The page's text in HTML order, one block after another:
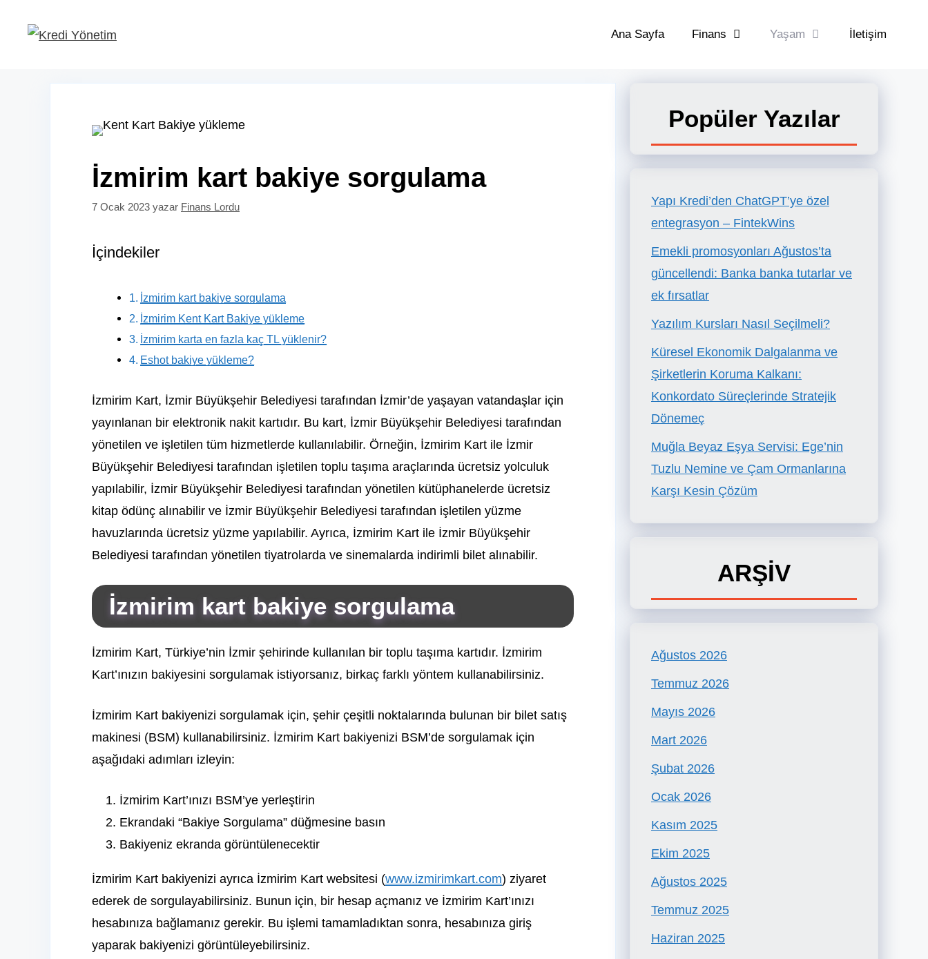
Ana Sayfa Finans Yaşam İletişim
İzmirim kart bakiye sorgulama
7 Ocak 2023 yazar Finans Lordu
İçindekiler
İzmirim kart bakiye sorgulama
İzmirim Kent Kart Bakiye yükleme
İzmirim karta en fazla kaç TL yüklenir?
Eshot bakiye yükleme?
İzmirim Kart, İzmir Büyükşehir Belediyesi tarafından İzmir’de yaşayan vatandaşlar için
yayınlanan bir elektronik nakit kartıdır. Bu kart, İzmir Büyükşehir Belediyesi tarafından
yönetilen ve işletilen tüm hizmetlerde kullanılabilir. Örneğin, İzmirim Kart ile İzmir
Büyükşehir Belediyesi tarafından işletilen toplu taşıma araçlarında ücretsiz yolculuk
yapılabilir, İzmir Büyükşehir Belediyesi tarafından yönetilen kütüphanelerde ücretsiz
kitap ödünç alınabilir ve İzmir Büyükşehir Belediyesi tarafından işletilen yüzme
havuzlarında ücretsiz yüzme yapılabilir. Ayrıca, İzmirim Kart ile İzmir Büyükşehir
Belediyesi tarafından yönetilen tiyatrolarda ve sinemalarda indirimli bilet alınabilir.
İzmirim kart bakiye sorgulama
İzmirim Kart, Türkiye’nin İzmir şehirinde kullanılan bir toplu taşıma kartıdır. İzmirim
Kart’ınızın bakiyesini sorgulamak istiyorsanız, birkaç farklı yöntem kullanabilirsiniz.
İzmirim Kart bakiyenizi sorgulamak için, şehir çeşitli noktalarında bulunan bir bilet satış
makinesi (BSM) kullanabilirsiniz. İzmirim Kart bakiyenizi BSM’de sorgulamak için
aşağıdaki adımları izleyin:
İzmirim Kart’ınızı BSM’ye yerleştirin
Ekrandaki “Bakiye Sorgulama” düğmesine basın
Bakiyeniz ekranda görüntülenecektir
İzmirim Kart bakiyenizi ayrıca İzmirim Kart websitesi (www.izmirimkart.com) ziyaret
ederek de sorgulayabilirsiniz. Bunun için, bir hesap açmanız ve İzmirim Kart’ınızı
hesabınıza bağlamanız gerekir. Bu işlemi tamamladıktan sonra, hesabınıza giriş
yaparak bakiyenizi görüntüleyebilirsiniz.
Popüler Yazılar
Yapı Kredi’den ChatGPT’ye özel
entegrasyon – FintekWins
Emekli promosyonları Ağustos’ta
güncellendi: Banka banka tutarlar ve
ek fırsatlar
Yazılım Kursları Nasıl Seçilmeli?
Küresel Ekonomik Dalgalanma ve
Şirketlerin Koruma Kalkanı:
Konkordato Süreçlerinde Stratejik
Dönemeç
Muğla Beyaz Eşya Servisi: Ege’nin
Tuzlu Nemine ve Çam Ormanlarına
Karşı Kesin Çözüm
ARŞİV
Ağustos 2026
Temmuz 2026
Mayıs 2026
Mart 2026
Şubat 2026
Ocak 2026
Kasım 2025
Ekim 2025
Ağustos 2025
Temmuz 2025
Haziran 2025